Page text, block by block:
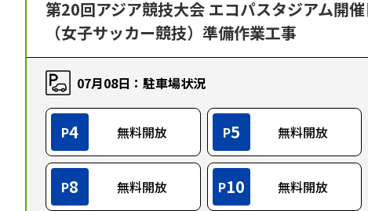
第20回アジア競技大会 エコパスタジアム開
（女子サッカー競技）準備作業工事
07月08日：駐車場状況
P4 無料開放 P5 無料開放
P8 無料開放 P10 無料開放